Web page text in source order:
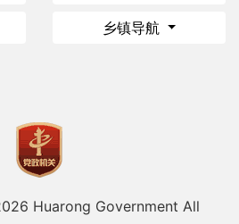
乡镇导航
Huarong Government All